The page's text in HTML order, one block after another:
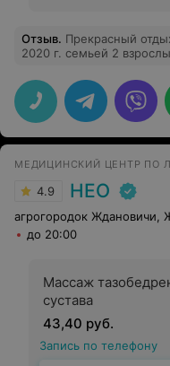
Отзыв. Прекрасный
2020 г. семьей 2
Питание разнообразное
Молочная продукция
чисто, уборка каждый
персонал. 6-7 января
Хочу сказать большое
4.9 НЕО
до 20:00
Массаж
сустава
43,40 руб.
Запись по телефону